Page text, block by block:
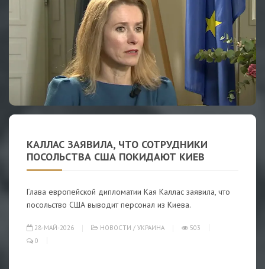
КАЛЛАС ЗАЯВИЛА, ЧТО СОТРУДНИКИ
ПОСОЛЬСТВА США ПОКИДАЮТ КИЕВ
Глава европейской дипломатии Кая Каллас заявила, что
посольство США выводит персонал из Киева.
28-МАЙ-2026 НОВОСТИ / УКРАИНА
503
0